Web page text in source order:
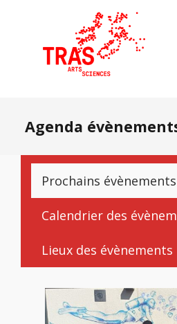
Agenda
Prochains évènements
Calendrier des
Lieux des évènements